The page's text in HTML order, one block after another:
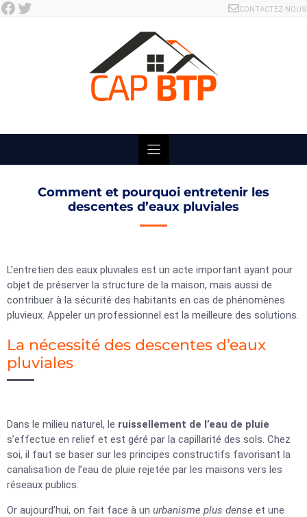
Skip
Facebook Twitter CONTACTEZ-NOUS
Comment et pourquoi entretenir les
descentes d’eaux pluviales
L’entretien des eaux pluviales est un acte important ayant pour
objet de préserver la structure de la maison, mais aussi de
contribuer à la sécurité des habitants en cas de phénomènes
pluvieux. Appeler un professionnel est la meilleure des solutions.
La nécessité des descentes d’eaux
pluviales
Dans le milieu naturel, le ruissellement de l’eau de pluie
s’effectue en relief et est géré par la capillarité des sols. Chez
soi, il faut se baser sur les principes constructifs favorisant la
canalisation de l’eau de pluie rejetée par les maisons vers les
réseaux publics.
Or aujourd’hui, on fait face à un urbanisme plus dense et une